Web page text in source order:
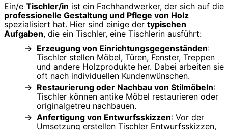
Ein/e Tischler/in ist ein Fachhandwerker, der sich auf die
professionelle Gestaltung und Pflege von Holz
spezialisiert hat. Hier sind einige der typischen
Aufgaben, die ein Tischler, eine Tischlerin ausführt:
Erzeugung von Einrichtungsgegenständen:
Tischler stellen Möbel, Türen, Fenster, Treppen
und andere Holzprodukte her. Dabei arbeiten sie
oft nach individuellen Kundenwünschen.
Restaurierung oder Nachbau von Stilmöbeln:
Tischler können antike Möbel restaurieren oder
originalgetreu nachbauen.
Anfertigung von Entwurfsskizzen: Vor der
Umsetzung erstellen Tischler Entwurfsskizzen,